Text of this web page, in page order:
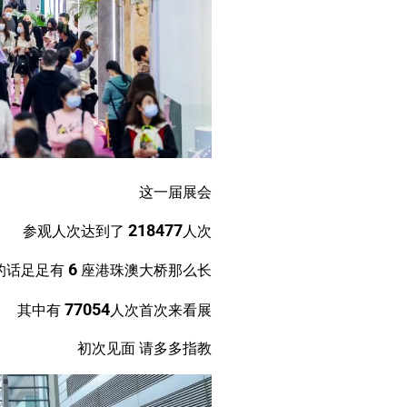
这一届展会
参观人次达到了 218477人次
话足足有 6座港珠澳大桥那么长
其中有 77054人次首次来看展
初次见面 请多多指教